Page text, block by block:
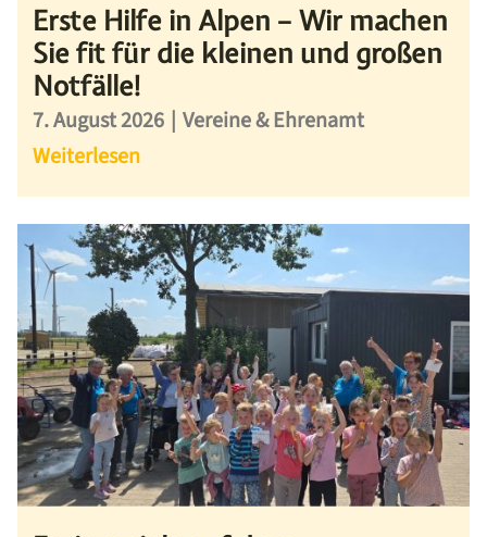
Erste Hilfe in Alpen – Wir machen
Sie fit für die kleinen und großen
Notfälle!
7. August 2026 | Vereine & Ehrenamt
Weiterlesen